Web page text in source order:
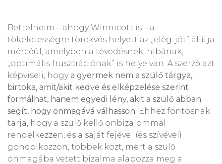
Bettelheim – ahogy Winnicott is – a
tökéletességre törekvés helyett az „elég-jót” állítja
mércéül, amelyben a tévedésnek, hibának,
„optimális frusztrációnak” is helye van. A szerző azt
képviseli, hogy a gyermek nem a szülő tárgya,
birtoka, amit/akit kedve és elképzelése szerint
formálhat, hanem egyedi lény, akit a szülő abban
segít, hogy önmagává válhasson. Ehhez fontosnak
tarja, hogy a szülő kellő önbizalommal
rendelkezzen, és a saját fejével (és szívével)
gondolkozzon, többek közt, mert a szülő
önmagába vetett bizalma alapozza meg a